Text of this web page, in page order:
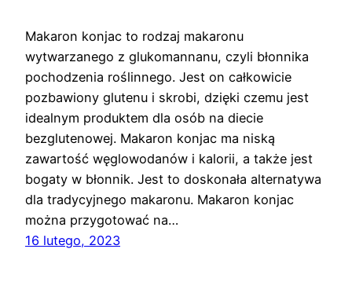
Makaron konjac to rodzaj makaronu
wytwarzanego z glukomannanu, czyli błonnika
pochodzenia roślinnego. Jest on całkowicie
pozbawiony glutenu i skrobi, dzięki czemu jest
idealnym produktem dla osób na diecie
bezglutenowej. Makaron konjac ma niską
zawartość węglowodanów i kalorii, a także jest
bogaty w błonnik. Jest to doskonała alternatywa
dla tradycyjnego makaronu. Makaron konjac
można przygotować na…
16 lutego, 2023